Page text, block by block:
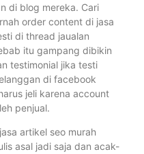
di blog mereka. Cari
order content di jasa
di thread jaualan
itu gampang dibikin
testimonial jika testi
di facebook
jeli karena account
penjual.
artikel seo murah
asal jadi saja dan acak-